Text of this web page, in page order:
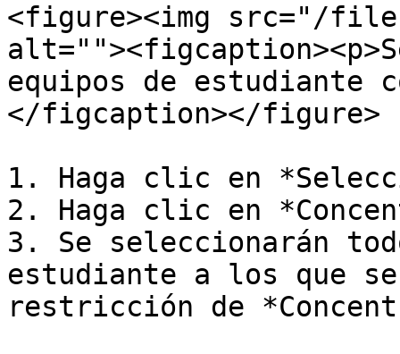
<figure><img src="/files/
equipos de estudiante
</figcaption></figure>
1. Haga clic en
2. Haga clic en
3. Se seleccionarán
estudiante a los que
restricción de